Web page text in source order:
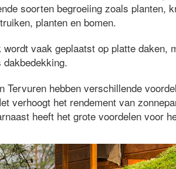
soorten begroeiing zoals planten,
planten en bomen.
wordt vaak geplaatst op platte
dakbedekking.
Tervuren hebben verschillende
verhoogt het rendement van
heeft het grote voordelen voor